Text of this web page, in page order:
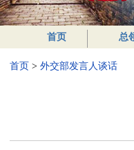
首页 总
首页 > 外交部发言人谈话